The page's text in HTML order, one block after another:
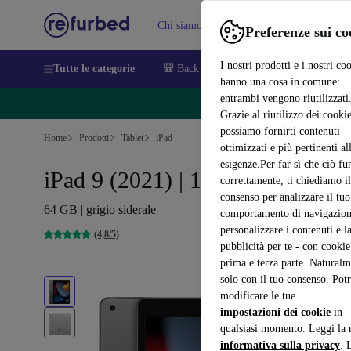
Preferenze sui
I nostri prodotti e i nostri
hanno una cosa in comune:
entrambi vengono riutilizzati.
Grazie al riutilizzo dei
possiamo fornirti contenuti
ottimizzati e più pertinenti
esigenze.Per far sì che ciò
correttamente, ti chiediamo il
consenso per analizzare il tuo
comportamento di
personalizzare i contenuti e la
pubblicità per te - con
prima e terza parte.
solo con il tuo consenso.
modificare le tue
impostazioni dei cookie in
qualsiasi momento. Leggi la
informativa sulla privacy.
Chi siamo Vendere Assistenza
Tutte le categorie 🎒 Back to school Smartphone
🔥
Home Prodotti Tablet iPad
iPad 9 (2021) | 10.2"
64 GB | grigio siderale
(4,8/5)